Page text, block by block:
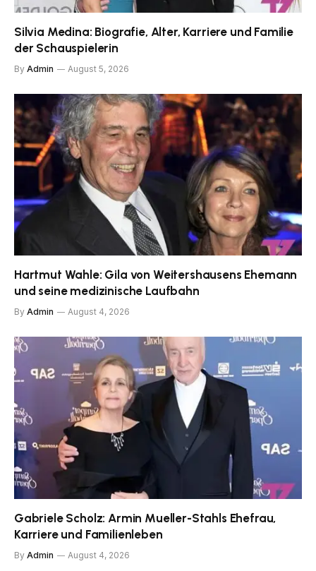
Silvia Medina: Biografie, Alter, Karriere und Familie
der Schauspielerin
By Admin August 5, 2026
Hartmut Wahle: Gila von Weitershausens Ehemann
und seine medizinische Laufbahn
By Admin August 4, 2026
Gabriele Scholz: Armin Mueller-Stahls Ehefrau,
Karriere und Familienleben
By Admin August 4, 2026